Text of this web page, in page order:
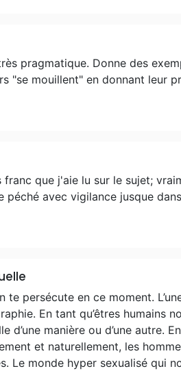
pragmatique. Donne des
"se mouillent" en donnant leur
que j'aie lu sur le sujet;
péché avec vigilance jusque
te persécute en ce moment.
En tant qu’êtres humains
d’une manière ou d’une autre.
et naturellement, les
Le monde hyper sexualisé qui